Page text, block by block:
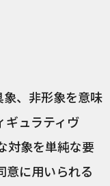
、非形象を意味
ギュラティヴ
対象を単純な要
意に用いられる